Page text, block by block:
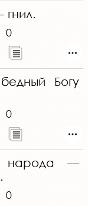
0
Богу
0
народа —
0